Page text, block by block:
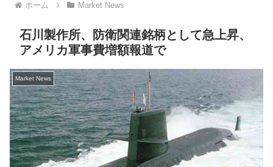
ホーム Market News
石川製作所、防衛関連銘柄として急上昇、
アメリカ軍事費増額報道で
Market News